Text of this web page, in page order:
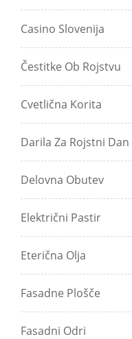
Casino Slovenija
Čestitke Ob Rojstvu
Cvetlična Korita
Darila Za Rojstni Dan
Delovna Obutev
Električni Pastir
Eterična Olja
Fasadne Plošče
Fasadni Odri